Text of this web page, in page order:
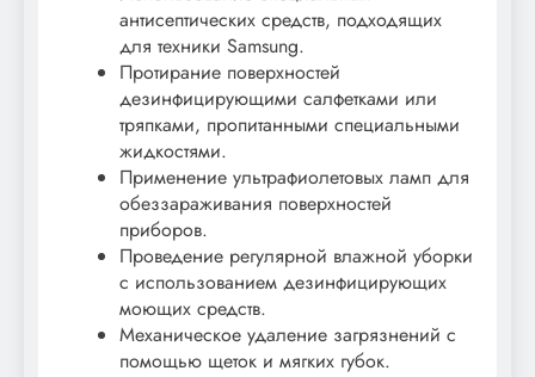
антисептических средств, подходящих
для техники Samsung.
Протирание поверхностей
дезинфицирующими салфетками или
тряпками, пропитанными специальными
жидкостями.
Применение ультрафиолетовых ламп для
обеззараживания поверхностей
приборов.
Проведение регулярной влажной уборки
с использованием дезинфицирующих
моющих средств.
Механическое удаление загрязнений с
помощью щеток и мягких губок.